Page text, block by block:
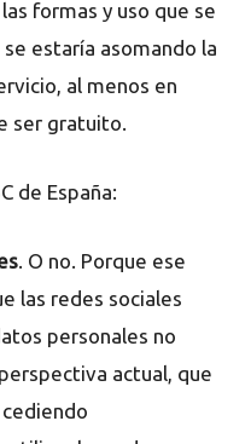
formas y uso que se
estaría asomando la
al menos en
ser gratuito.
de España:
. O no. Porque ese
las redes sociales
personales no
actual, que